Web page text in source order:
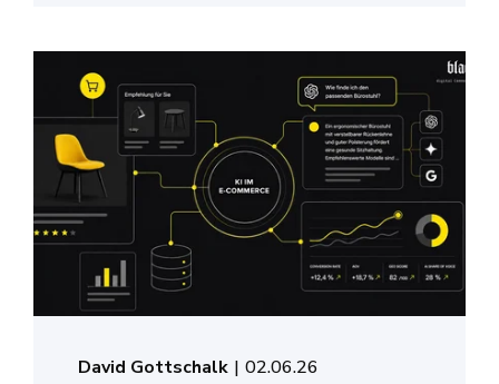
David Gottschalk
02.06.26